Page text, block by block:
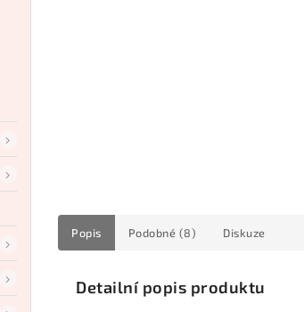
Popis Podobné (8) Diskuze
Detailní popis produktu